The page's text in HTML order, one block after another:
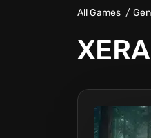
All Games